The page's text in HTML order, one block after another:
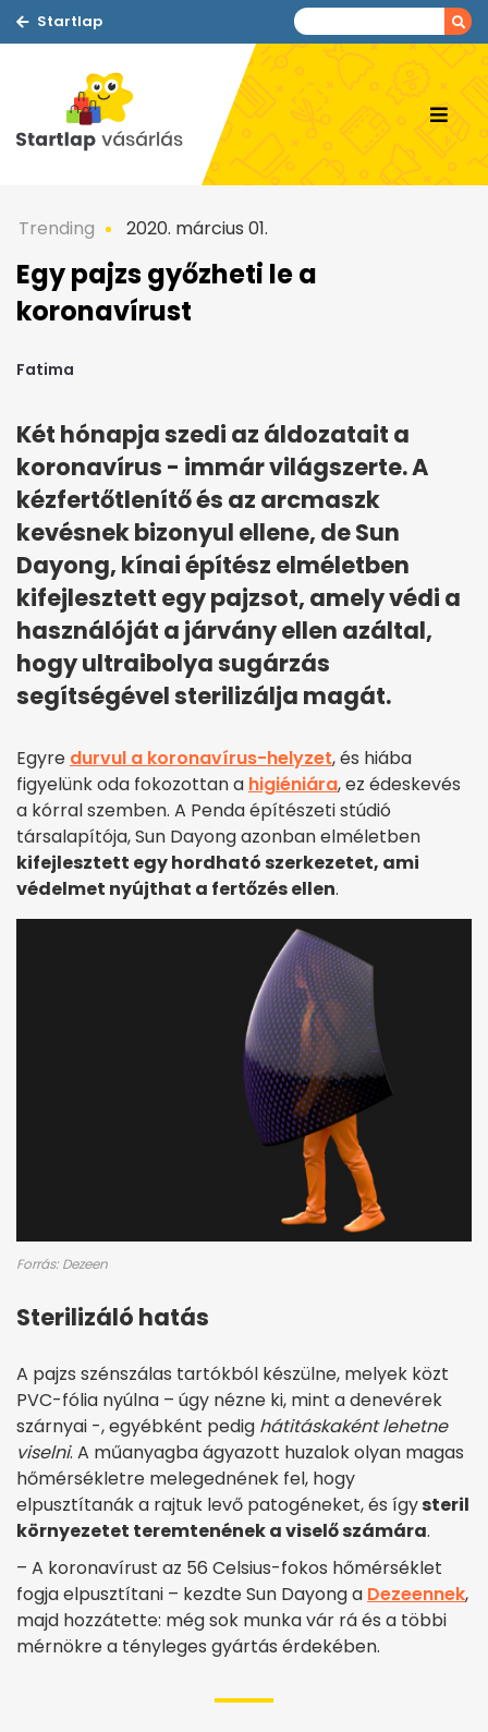
Startlap
Trending 2020. március 01.
Egy pajzs győzheti le a
koronavírust
Fatima
Két hónapja szedi az áldozatait a
koronavírus - immár világszerte. A
kézfertőtlenítő és az arcmaszk
kevésnek bizonyul ellene, de Sun
Dayong, kínai építész elméletben
kifejlesztett egy pajzsot, amely védi a
használóját a járvány ellen azáltal,
hogy ultraibolya sugárzás
segítségével sterilizálja magát.
Egyre durvul a koronavírus-helyzet, és hiába
figyelünk oda fokozottan a higiéniára, ez édeskevés
a kórral szemben. A Penda építészeti stúdió
társalapítója, Sun Dayong azonban elméletben
kifejlesztett egy hordható szerkezetet, ami
védelmet nyújthat a fertőzés ellen.
Forrás: Dezeen
Sterilizáló hatás
A pajzs szénszálas tartókból készülne, melyek közt
PVC-fólia nyúlna – úgy nézne ki, mint a denevérek
szárnyai -, egyébként pedig hátitáskaként lehetne
viselni. A műanyagba ágyazott huzalok olyan magas
hőmérsékletre melegednének fel, hogy
elpusztítanák a rajtuk levő patogéneket, és ígysteril
környezetet teremtenének a viselő számára.
– A koronavírust az 56 Celsius-fokos hőmérséklet
fogja elpusztítani – kezdte Sun Dayong a Dezeennek,
majd hozzátette: még sok munka vár rá és a többi
mérnökre a tényleges gyártás érdekében.